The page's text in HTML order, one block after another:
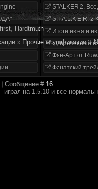
STALKER 2.
S.T.A.L.K.E.R. 2
Итоги июня и
«Обречённый
Фан-Арт от
Фанатский
, Hardtmuth
» Прочие модификации »
| Сообщение # 16
играл на 1.5.10 и все